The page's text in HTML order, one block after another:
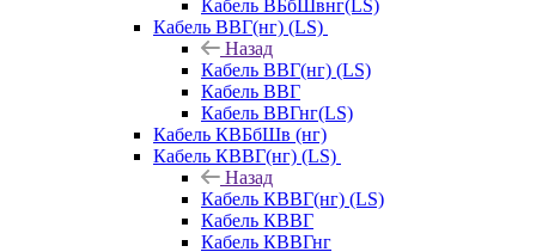
Кабель ВБбШвнг(LS)
Кабель ВВГ(нг) (LS)
Назад
Кабель ВВГ(нг) (LS)
Кабель ВВГ
Кабель ВВГнг(LS)
Кабель КВБбШв (нг)
Кабель КВВГ(нг) (LS)
Назад
Кабель КВВГ(нг) (LS)
Кабель КВВГ
Кабель КВВГнг